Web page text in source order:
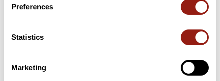
Preferences
Statistics
Marketing
Puertos extraídos del catálogo del Club des Cent Cols
Resumen
Anglet. Presenta un desnivel acumulado de más de 1270m.
Calcula unas 4 horas y 58 minutos para completar esta ruta.